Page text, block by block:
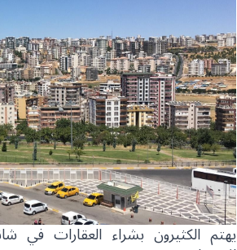
يهتم الكثيرون بشراء العقارات في